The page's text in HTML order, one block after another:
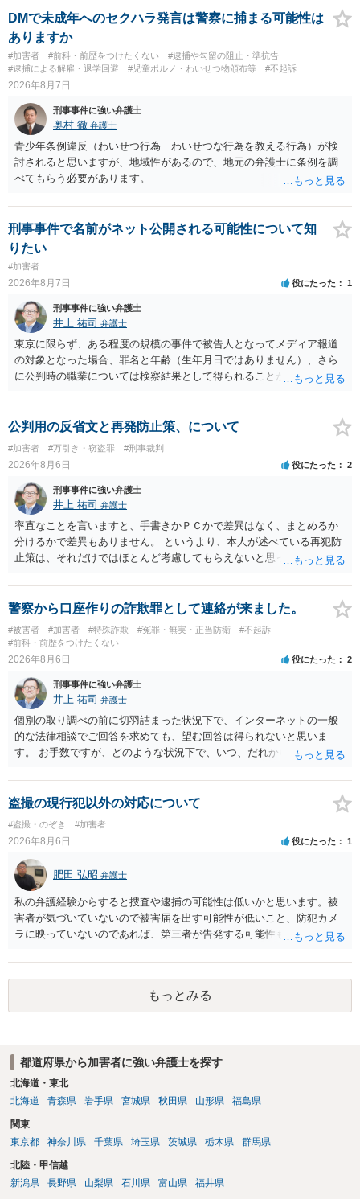
DMで未成年へのセクハラ発言は警察に捕まる可能性は
ありますか
#加害者 #前科・前歴をつけたくない
#逮捕や勾留の阻止・準抗告
#逮捕による解雇・退学回避
#児童ポルノ・わいせつ物頒布等 #不起訴
2026年8月7日
刑事事件に強い弁護士
奥村 徹 弁護士
青少年条例違反（わいせつ行為 わいせつな行為を教える行為）が検
討されると思いますが、地域性があるので、地元の弁護士に条例を調
べてもらう必要があります。
刑事事件で名前がネット公開される可能性について知
りたい
#加害者
2026年8月7日 役にたった 1
刑事事件に強い弁護士
井上 祐司 弁護士
東京に限らず、ある程度の規模の事件で被告人となってメディア報道
の対象となった場合、罪名と年齢（生年月日ではありません）、さら
に公判時の職業については検察結果として得られることが通常です。
公判用の反省文と再発防止策、について
#加害者 #万引き・窃盗罪 #刑事裁判
2026年8月6日 役にたった 2
刑事事件に強い弁護士
井上 祐司 弁護士
率直なことを言いますと、手書きかＰＣかで差異はなく、まとめるか
分けるかで差異もありません。 というより、本人が述べている再犯防
止策は、それだけではほとんど考慮してもらえないと思った方が良い
やカウンセリング・治療の内容 ・利用している再犯防止策（例えば保
護観察所と連携した職業支援の内容や具体的な就労・監督状況） ・監
督者の証言 など、証拠で担保された客観性と実現可能性があるもので
なければあまり意味がありません。 もともと執行猶予が狙える事案で
あれば本人の反省の言葉だけで十分であり、実刑となるか微妙な事案
いうのが実感です。
警察から口座作りの詐欺罪として連絡が来ました。
#被害者 #加害者 #特殊詐欺 #冤罪・無実・正当防衛
#不起訴
#前科・前歴をつけたくない
2026年8月6日 役にたった 2
刑事事件に強い弁護士
井上 祐司 弁護士
個別の取り調べの前に切羽詰まった状況下で、インターネットの一般
的な法律相談でご回答を求めても、望む回答は得られないと思いま
す。 お手数ですが、どのような状況下で、いつ、だれからどのような
の程度だと聞いているのかということについて、お近くで詳細な法律
相談を受けられたうえで対処方法を探された方がよいと思われます。
一般論でいえば、任意取り調べの場合、ＩＣレコーダーを持参して取
り調べ内容を録音することは必須だと考えます。
盗撮の現行犯以外の対応について
#盗撮・のぞき #加害者
2026年8月6日 役にたった 1
肥田 弘昭 弁護士
私の弁護経験からすると捜査や逮捕の可能性は低いかと思います。被
害者が気づいていないので被害届を出す可能性が低いこと、防犯カメ
ラに映っていないのであれば、第三者が告発する可能性も低いこと、
座る女性を盗撮(全体像写真1枚と5秒程度の動画)してしまいました。下
着や胸など強調したものではありません。」とありますが、少なくと
も捜査段階では性的姿態等撮影罪の被疑事実で逮捕勾留されるケース
が私の弁護経験では多くなった印象です（最終的には不起訴ないし各
もっとみる
都道府県から加害者に強い弁護士を探す
北海道・東北
北海道
青森県 岩手県 宮城県 秋田県 山形県 福島県
関東
東京都
神奈川県 千葉県 埼玉県 茨城県 栃木県 群馬県
北陸・甲信越
新潟県
長野県 山梨県 石川県 富山県 福井県